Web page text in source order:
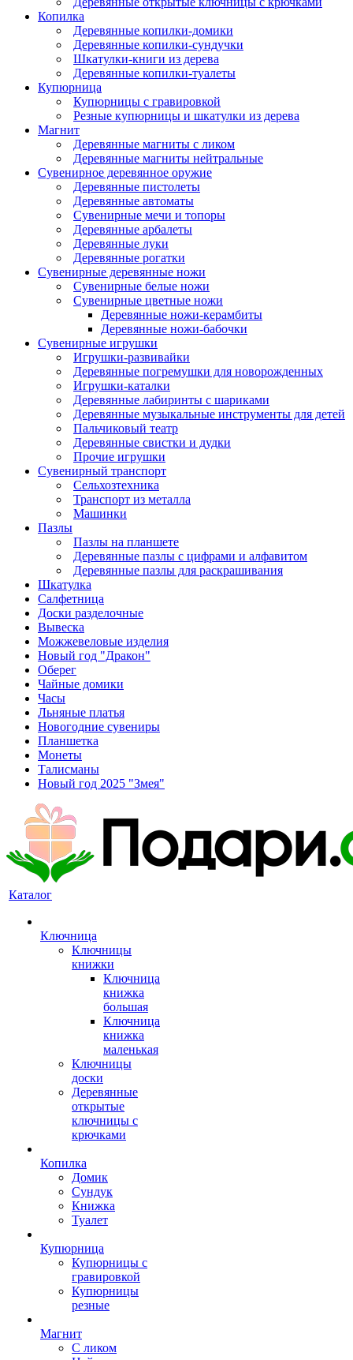
Копилка
Деревянные копилки-домики
Деревянные копилки-сундучки
Шкатулки-книги из дерева
Деревянные копилки-туалеты
Купюрница
Купюрницы с гравировкой
Резные купюрницы и шкатулки из дерева
Магнит
Деревянные магниты с ликом
Деревянные магниты нейтральные
Сувенирное деревянное оружие
Деревянные пистолеты
Деревянные автоматы
Сувенирные мечи и топоры
Деревянные арбалеты
Деревянные луки
Деревянные рогатки
Сувенирные деревянные ножи
Сувенирные белые ножи
Сувенирные цветные ножи
Деревянные ножи-керамбиты
Деревянные ножи-бабочки
Сувенирные игрушки
Игрушки-развивайки
Деревянные погремушки для новорожденных
Игрушки-каталки
Деревянные лабиринты с шариками
Деревянные музыкальные инструменты для детей
Пальчиковый театр
Деревянные свистки и дудки
Прочие игрушки
Сувенирный транспорт
Сельхозтехника
Транспорт из металла
Машинки
Пазлы
Пазлы на планшете
Деревянные пазлы с цифрами и алфавитом
Деревянные пазлы для раскрашивания
Шкатулка
Салфетница
Доски разделочные
Вывеска
Можжевеловые изделия
Новый год "Дракон"
Оберег
Чайные домики
Часы
Льняные платья
Новогодние сувениры
Планшетка
Монеты
Талисманы
Новый год 2025 "Змея"
Каталог
Ключница
Ключницы
книжки
Ключница
книжка
большая
Ключница
книжка
маленькая
Ключницы
доски
Деревянные
открытые
ключницы с
крючками
Копилка
Домик
Сундук
Книжка
Туалет
Купюрница
Купюрницы с
гравировкой
Купюрницы
резные
Магнит
С ликом